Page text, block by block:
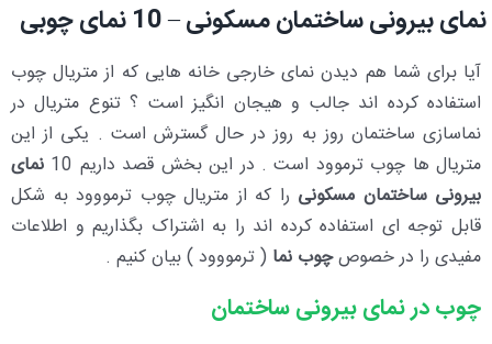
نمای بیرونی ساختمان مسکونی – 10 نمای چوبی
آیا برای شما هم دیدن نمای خارجی خانه هایی که از متریال چوب
استفاده کرده اند جالب و هیجان انگیز است ؟ تنوع متریال در
نماسازی ساختمان روز به روز در حال گسترش است . یکی از این
متریال ها چوب ترموود است . در این بخش قصد داریم 10
نمای
بیرونی ساختمان مسکونی را که از متریال چوب ترمووود به شکل
قابل توجه ای استفاده کرده اند را به اشتراک بگذاریم و اطلاعات
مفیدی را در خصوصچوب نما ( ترمووود ) بیان کنیم .
چوب در نمای بیرونی ساختمان